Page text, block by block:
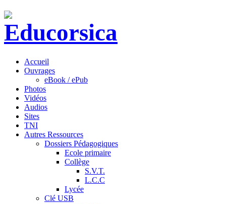
Accueil
Ouvrages
eBook / ePub
Photos
Vidéos
Audios
Sites
TNI
Autres Ressources
Dossiers Pédagogiques
Ecole primaire
Collège
S.V.T.
L.C.C
Lycée
Clé USB